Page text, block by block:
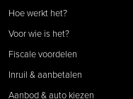
Hoe werkt het?
Voor wie is het?
Fiscale voordelen
Inruil & aanbetalen
Aanbod & auto kiezen